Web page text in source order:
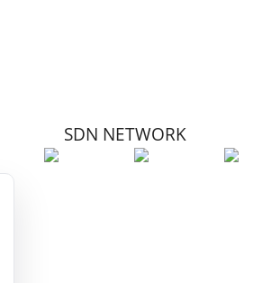
SDN NETWORK